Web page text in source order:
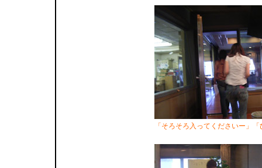
「そろそろ入ってくださいー」「